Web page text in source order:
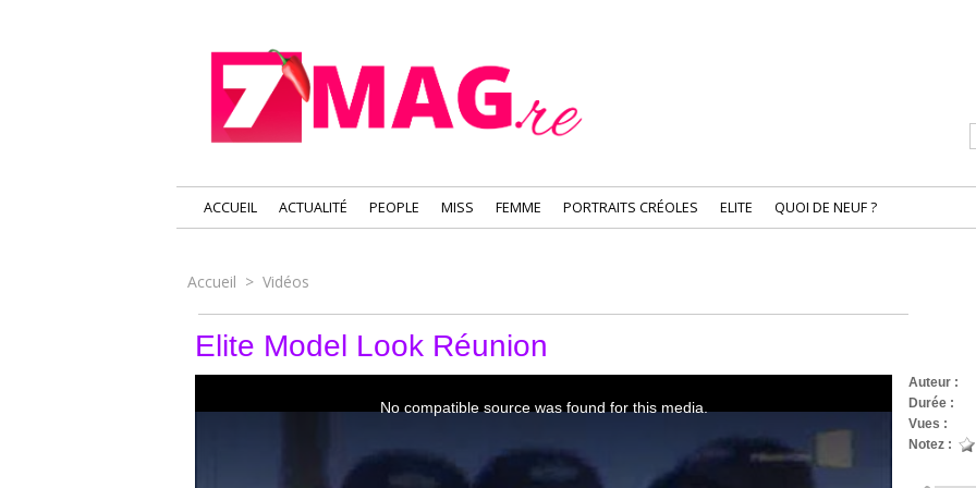
ACCUEIL ACTUALITÉ PEOPLE MISS FEMME PORTRAITS CRÉOLES ELITE QUOI DE NEUF ?
Accueil > Vidéos
Elite Model Look Réunion
Auteur :
Durée :
Vues :
Notez :